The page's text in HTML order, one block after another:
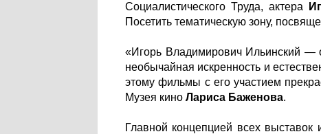
Социалистического Труда, актера
Посетить тематическую зону,
«Игорь Владимирович Ильинский —
необычайная искренность и
этому фильмы с его участием
Музея кино Лариса Баженова.
Главной концепцией всех выставок